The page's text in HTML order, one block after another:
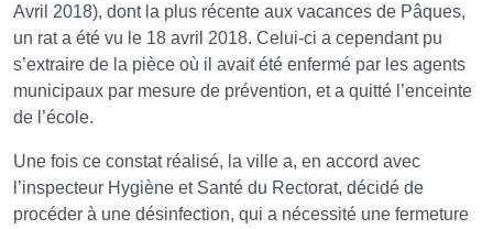
Avril 2018), dont la plus récente aux vacances de Pâques,
un rat a été vu le 18 avril 2018. Celui-ci a cependant pu
s’extraire de la pièce où il avait été enfermé par les agents
municipaux par mesure de prévention, et a quitté l’enceinte
de l’école.
Une fois ce constat réalisé, la ville a, en accord avec
l’inspecteur Hygiène et Santé du Rectorat, décidé de
procéder à une désinfection, qui a nécessité une fermeture